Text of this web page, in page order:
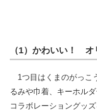
（1）かわいい！ オ
1つ目はくまのがっこ
るみや巾着、キーホル
コラボレーショングッ